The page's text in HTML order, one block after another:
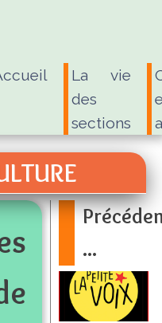
La vie
des
sections
...